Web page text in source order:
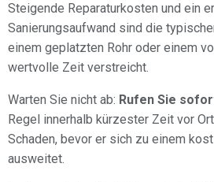
Steigende Reparaturkosten und ein
Sanierungsaufwand sind die
einem geplatzten Rohr oder einem
wertvolle Zeit verstreicht.
Warten Sie nicht ab: Rufen Sie
Regel innerhalb kürzester Zeit vor
Schaden, bevor er sich zu einem
ausweitet.